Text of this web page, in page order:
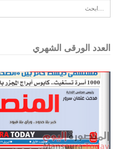
العدد الورقى الشهري